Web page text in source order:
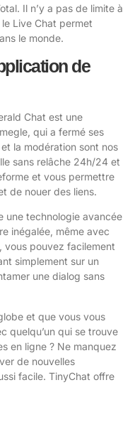
Il n’y a pas de limite à
Live Chat permet
le monde.
de
Chat est une
qui a fermé ses
la modération sont nos
sans relâche 24h/24 et
et vous permettre
de nouer des liens.
une technologie avancée
inégalée, même avec
vous pouvez facilement
simplement sur un
une dialog sans
et que vous vous
quelqu’un qui se trouve
en ligne ? Ne manquez
de nouvelles
facile. TinyChat offre